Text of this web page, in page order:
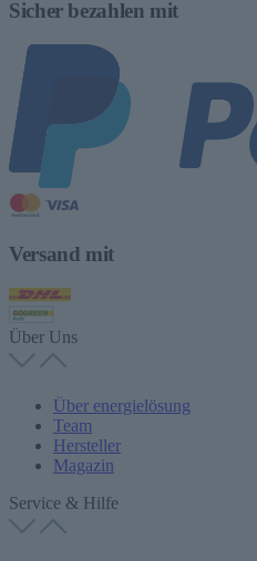
Sicher bezahlen mit
Versand mit
Über Uns
Über energielösung
Team
Hersteller
Magazin
Service & Hilfe